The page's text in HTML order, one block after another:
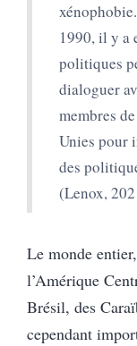
1990, il y a
politiques
dialoguer
membres
Unies pour
des
(Lenox,
Le monde
l’Amérique
Brésil, des
cependant